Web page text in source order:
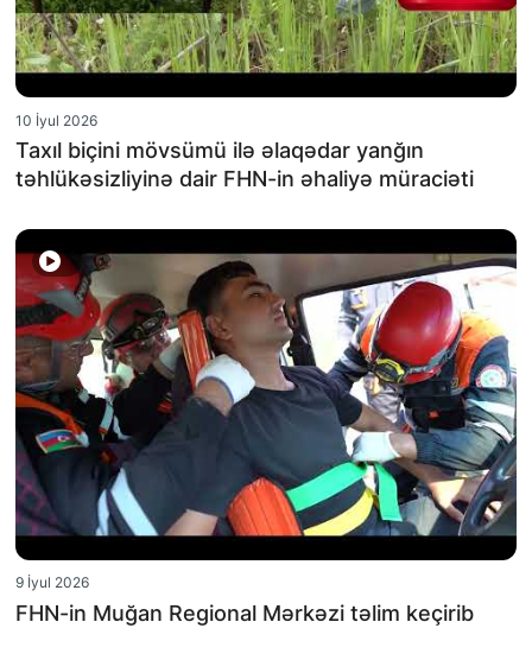
10 İyul 2026
Taxıl biçini mövsümü ilə əlaqədar yanğın
təhlükəsizliyinə dair FHN-in əhaliyə müraciəti
9 İyul 2026
FHN-in Muğan Regional Mərkəzi təlim keçirib